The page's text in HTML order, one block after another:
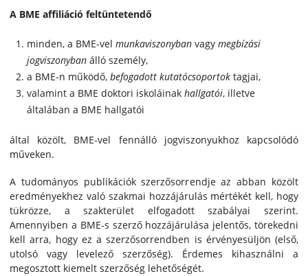
A BME affiliáció feltüntetendő
minden, a BME-velmunkaviszonybanvagymegbízási
jogviszonybanálló személy,
a BME-n működő,befogadott kutatócsoportok tagjai,
valamint a BME doktori iskoláinakhallgatói, illetve
általában a BME hallgatói
által közölt, BME-vel fennálló jogviszonyukhoz kapcsolódó
műveken.
A tudományos publikációk szerzősorrendje az abban közölt
eredményekhez való szakmai hozzájárulás mértékét kell, hogy
tükrözze, a szakterület elfogadott szabályai szerint.
Amennyiben a BME-s szerző hozzájárulása jelentős, törekedni
kell arra, hogy ez a szerzősorrendben is érvényesüljön (első,
utolsó vagy levelező szerzőség). Érdemes kihasználni a
megosztott kiemelt szerzőség lehetőségét.